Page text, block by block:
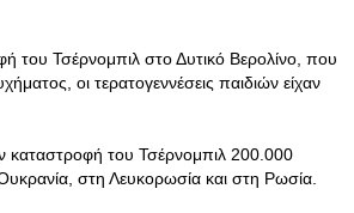
του Τσέρνομπιλ στο Δυτικό Βερολίνο, που
οι τερατογεννέσεις παιδιών είχαν
καταστροφή του Τσέρνομπιλ 200.000
στη Λευκορωσία και στη Ρωσία.